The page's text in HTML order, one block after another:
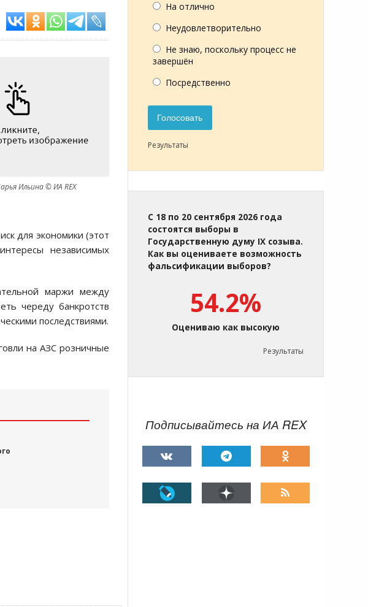
Ильина © ИА REX
для экономики (этот
независимых
маржи между
череду банкротств
последствиями.
на АЗС розничные
На отлично
Неудовлетворительно
Не знаю, поскольку процесс не
завершён
Посредственно
Голосовать
Результаты
С 18 по 20 сентября 2026 года
состоятся выборы в
Государственную думу IX созыва.
Как вы оцениваете возможность
фальсификации выборов?
54.2%
Оцениваю как высокую
Результаты
Подписывайтесь на ИА REX